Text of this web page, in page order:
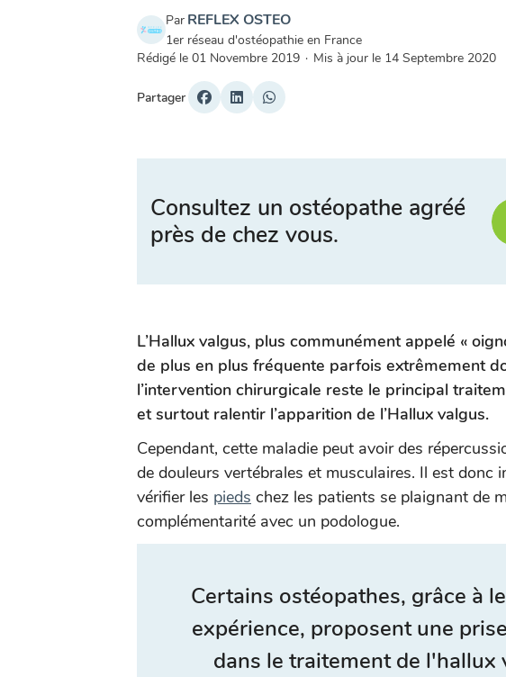
Par REFLEX OSTEO
1er réseau d'ostéopathie en France
Rédigé le 01 Novembre 2019 · Mis à jour le 14 Septembre 2020
Partager
Consultez un ostéopathe agréé
près de chez vous.
L’Hallux valgus, plus communément appelé «
de plus en plus fréquente parfois extrêmement
l’intervention chirurgicale reste le principal
et surtout ralentir l’apparition de l’Hallux valgus.
Cependant, cette maladie peut avoir des
de douleurs vertébrales et musculaires. Il est donc
vérifier les pieds chez les patients se plaignant de
complémentarité avec un podologue.
Certains ostéopathes, grâce à
expérience, proposent une
dans le traitement de l'hallux